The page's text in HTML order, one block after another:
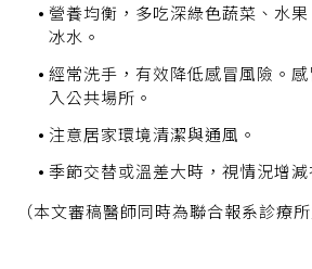
營養均衡，多吃深綠色蔬菜、水
冰水。
經常洗手，有效降低感冒風險。
入公共場所。
注意居家環境清潔與通風。
季節交替或溫差大時，視情況增減
（本文審稿醫師同時為聯合報系診療所